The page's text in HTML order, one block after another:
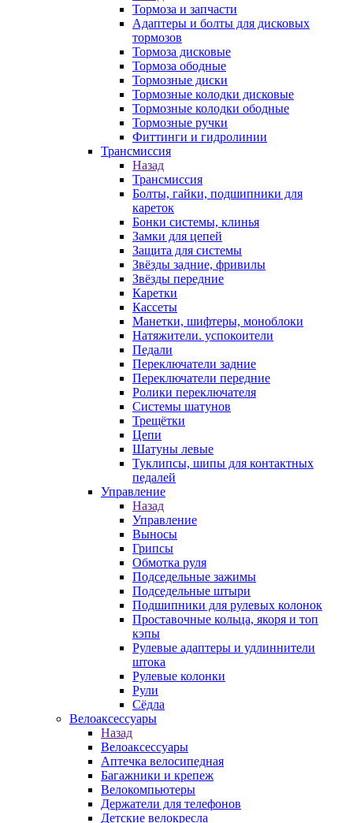
Тормоза и запчасти
Адаптеры и болты для дисковых
тормозов
Тормоза дисковые
Тормоза ободные
Тормозные диски
Тормозные колодки дисковые
Тормозные колодки ободные
Тормозные ручки
Фиттинги и гидролинии
Трансмиссия
Назад
Трансмиссия
Болты, гайки, подшипники для
кареток
Бонки системы, клинья
Замки для цепей
Защита для системы
Звёзды задние, фривилы
Звёзды передние
Каретки
Кассеты
Манетки, шифтеры, моноблоки
Натяжители. успокоители
Педали
Переключатели задние
Переключатели передние
Ролики переключателя
Системы шатунов
Трещётки
Цепи
Шатуны левые
Туклипсы, шипы для контактных
педалей
Управление
Назад
Управление
Выносы
Грипсы
Обмотка руля
Подседельные зажимы
Подседельные штыри
Подшипники для рулевых колонок
Проставочные кольца, якоря и топ
кэпы
Рулевые адаптеры и удлиннители
штока
Рулевые колонки
Рули
Сёдла
Велоаксессуары
Назад
Велоаксессуары
Аптечка велосипедная
Багажники и крепеж
Велокомпьютеры
Держатели для телефонов
Детские велокресла